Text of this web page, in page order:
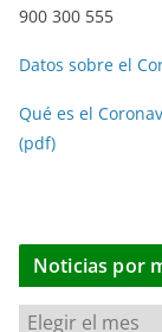
900 300 555
Datos sobre el
Qué es el
(pdf)
Noticias por
N